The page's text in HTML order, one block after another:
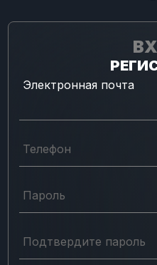
Электронная почта
Телефон
Пароль
Подтвердите пароль